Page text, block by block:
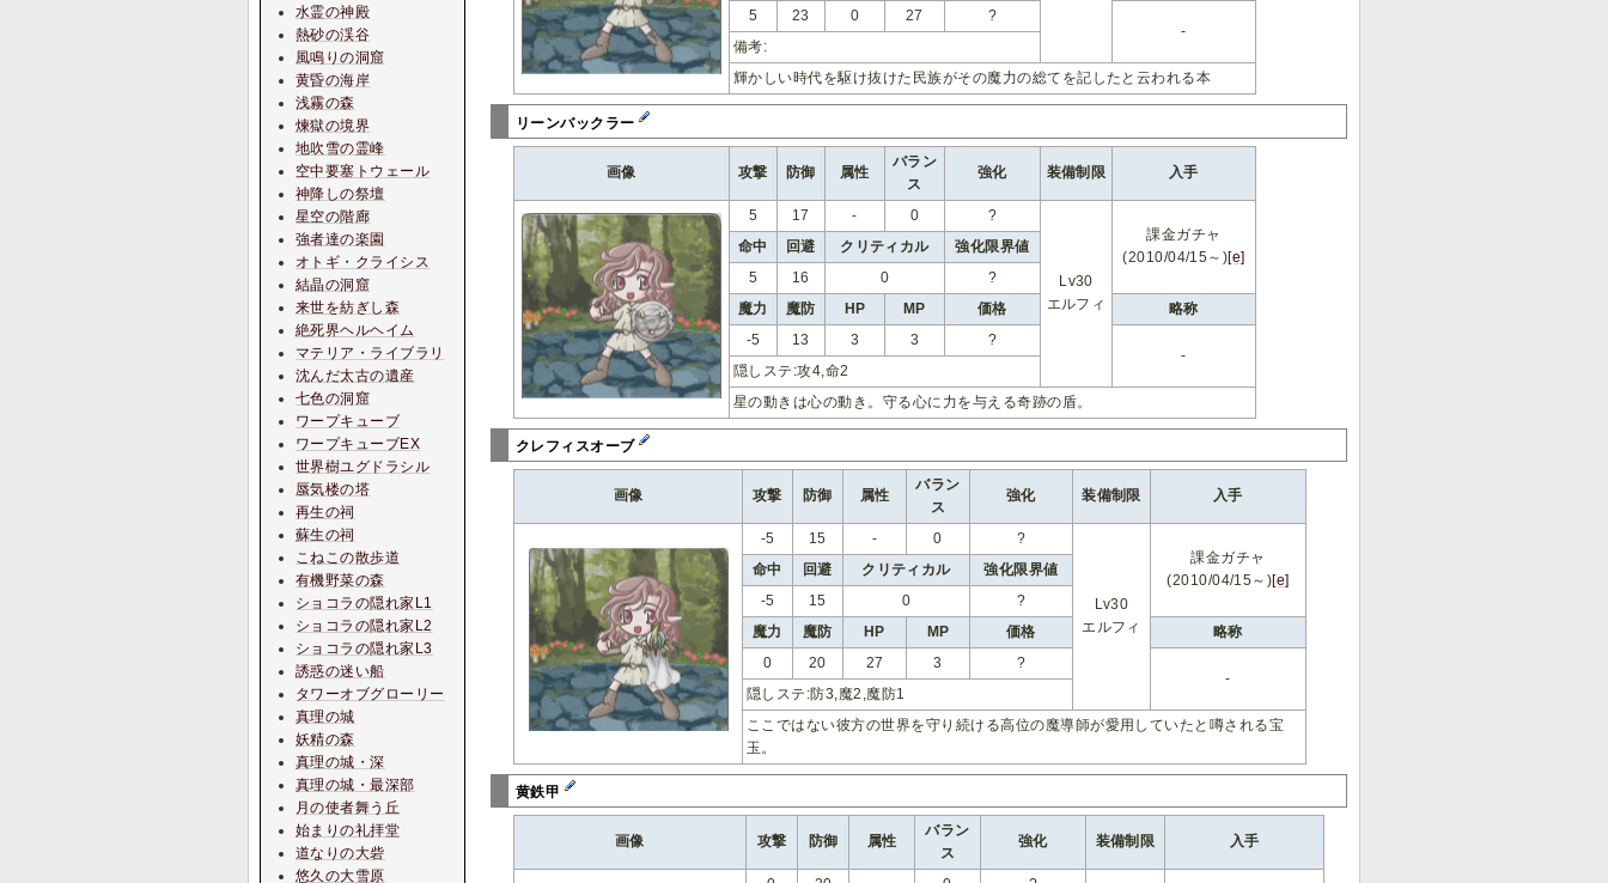
5
23 0 27
?
-
備考:
輝かしい時代を駆け抜けた民族がその魔力の総てを記したと云われる本
リーンバックラー
画像 攻撃 防御 属性
バラン
ス
強化 装備制限 入手
5 17 - 0 ?
Lv30
エルフィ
課金ガチャ
(2010/04/15～)[e]
命中 回避 クリティカル
強化限界値
5
16 0
?
魔力
魔防 HP MP 価格
略称
-5
13 3 3
?
-
隠しステ:攻4,命2
星の動きは心の動き。守る心に力を与える奇跡の盾。
クレフィスオーブ
画像 攻撃 防御 属性
バラン
ス
強化 装備制限 入手
-5 15 - 0 ?
Lv30
エルフィ
課金ガチャ
(2010/04/15～)[e]
命中 回避 クリティカル
強化限界値
-5
15 0
?
魔力
魔防 HP MP 価格
略称
0
20 27 3
?
-
隠しステ:防3,魔2,魔防1
ここではない彼方の世界を守り続ける高位の魔導師が愛用していたと噂される宝
玉。
黄鉄甲
画像 攻撃 防御 属性
バラン
ス
強化 装備制限 入手
水霊の神殿
熱砂の渓谷
風鳴りの洞窟
黄昏の海岸
浅霧の森
煉獄の境界
地吹雪の霊峰
空中要塞トウェール
神降しの祭壇
星空の階廊
強者達の楽園
オトギ・クライシス
結晶の洞窟
来世を紡ぎし森
絶死界ヘルヘイム
マテリア・ライブラリ
沈んだ太古の遺産
七色の洞窟
ワープキューブ
ワープキューブEX
世界樹ユグドラシル
蜃気楼の塔
再生の祠
蘇生の祠
こねこの散歩道
有機野菜の森
ショコラの隠れ家L1
ショコラの隠れ家L2
ショコラの隠れ家L3
誘惑の迷い船
タワーオブグローリー
真理の城
妖精の森
真理の城・深
真理の城・最深部
月の使者舞う丘
始まりの礼拝堂
道なりの大砦
悠久の大雪原